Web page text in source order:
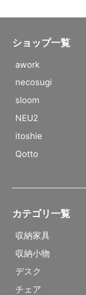
ショップ一覧
awork
necosugi
sloom
NEU2
itoshie
Qotto
カテゴリ一覧
収納家具
収納小物
デスク
チェア